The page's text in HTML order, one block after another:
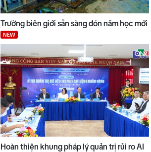
Trường biên giới sẵn sàng đón năm học mới
NEW
Hoàn thiện khung pháp lý quản trị rủi ro AI